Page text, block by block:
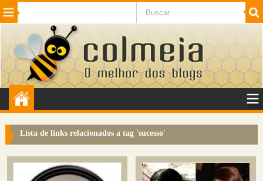
Beleza Cinema e TV
Internet Jogos NotÃ­cias SaÃºde
VeÃ­culos Adulto
Sugerir Link
Colmeia Exchange
Lista de links relacionados a tag 'sucesso'